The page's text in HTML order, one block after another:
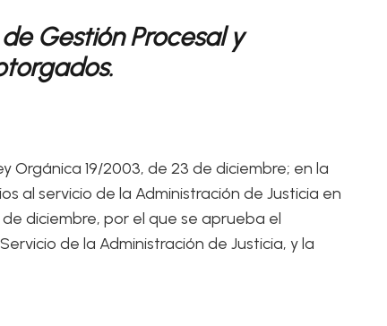
Gestión Procesal y
Orgánica 19/2003, de 23 de diciembre; en la
al servicio de la Administración de Justicia en
de diciembre, por el que se aprueba el
de la Administración de Justicia, y la